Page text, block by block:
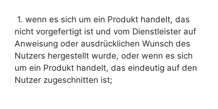
1. wenn es sich um ein Produkt handelt, das
nicht vorgefertigt ist und vom Dienstleister auf
Anweisung oder ausdrücklichen Wunsch des
Nutzers hergestellt wurde, oder wenn es sich
um ein Produkt handelt, das eindeutig auf den
Nutzer zugeschnitten ist;